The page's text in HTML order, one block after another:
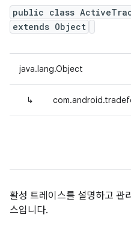
public class
extends Object
java.lang.Object
↳
활성 트레이스를 설명하고 관
스입니다.